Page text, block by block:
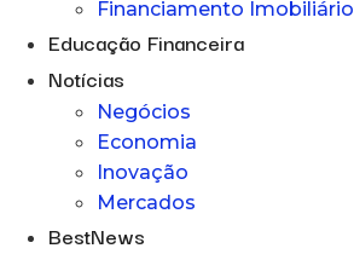
Financiamento Imobiliário
Educação Financeira
Notícias
Negócios
Economia
Inovação
Mercados
BestNews